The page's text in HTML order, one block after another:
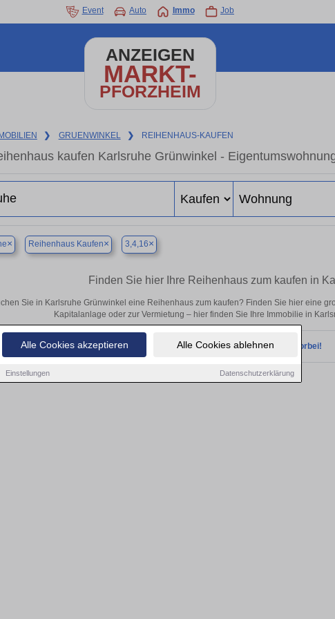
Alle Cookies akzeptieren Alle Cookies ablehnen
Einstellungen Datenschutzerklärung
Event Auto Immo Job
ANZEIGEN
MARKT-
PFORZHEIM
❯ GRUENWINKEL ❯ REIHENHAUS-KAUFEN
kaufen Karlsruhe Grünwinkel -
× Reihenhaus Kaufen× 3,4,16×
Finden Sie hier Ihre Reihenhaus zum kaufen in
Sie in Karlsruhe Grünwinkel eine Reihenhaus zum kaufen? Finden Sie hier eine
Kapitalanlage oder zur Vermietung – hier finden Sie Ihre Immobilie in
wir derzeit keine passenden Objekte finden. Schauen Sie bald wieder vorbei!